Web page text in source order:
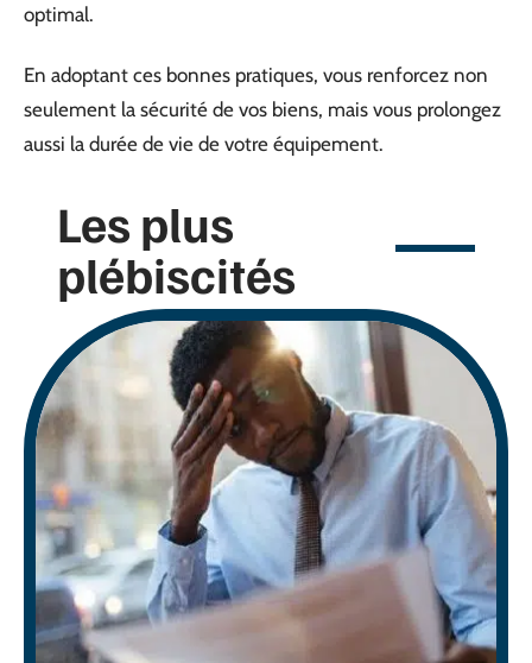
optimal.
En adoptant ces bonnes pratiques, vous renforcez non
seulement la sécurité de vos biens, mais vous prolongez
aussi la durée de vie de votre équipement.
Les plus
plébiscités